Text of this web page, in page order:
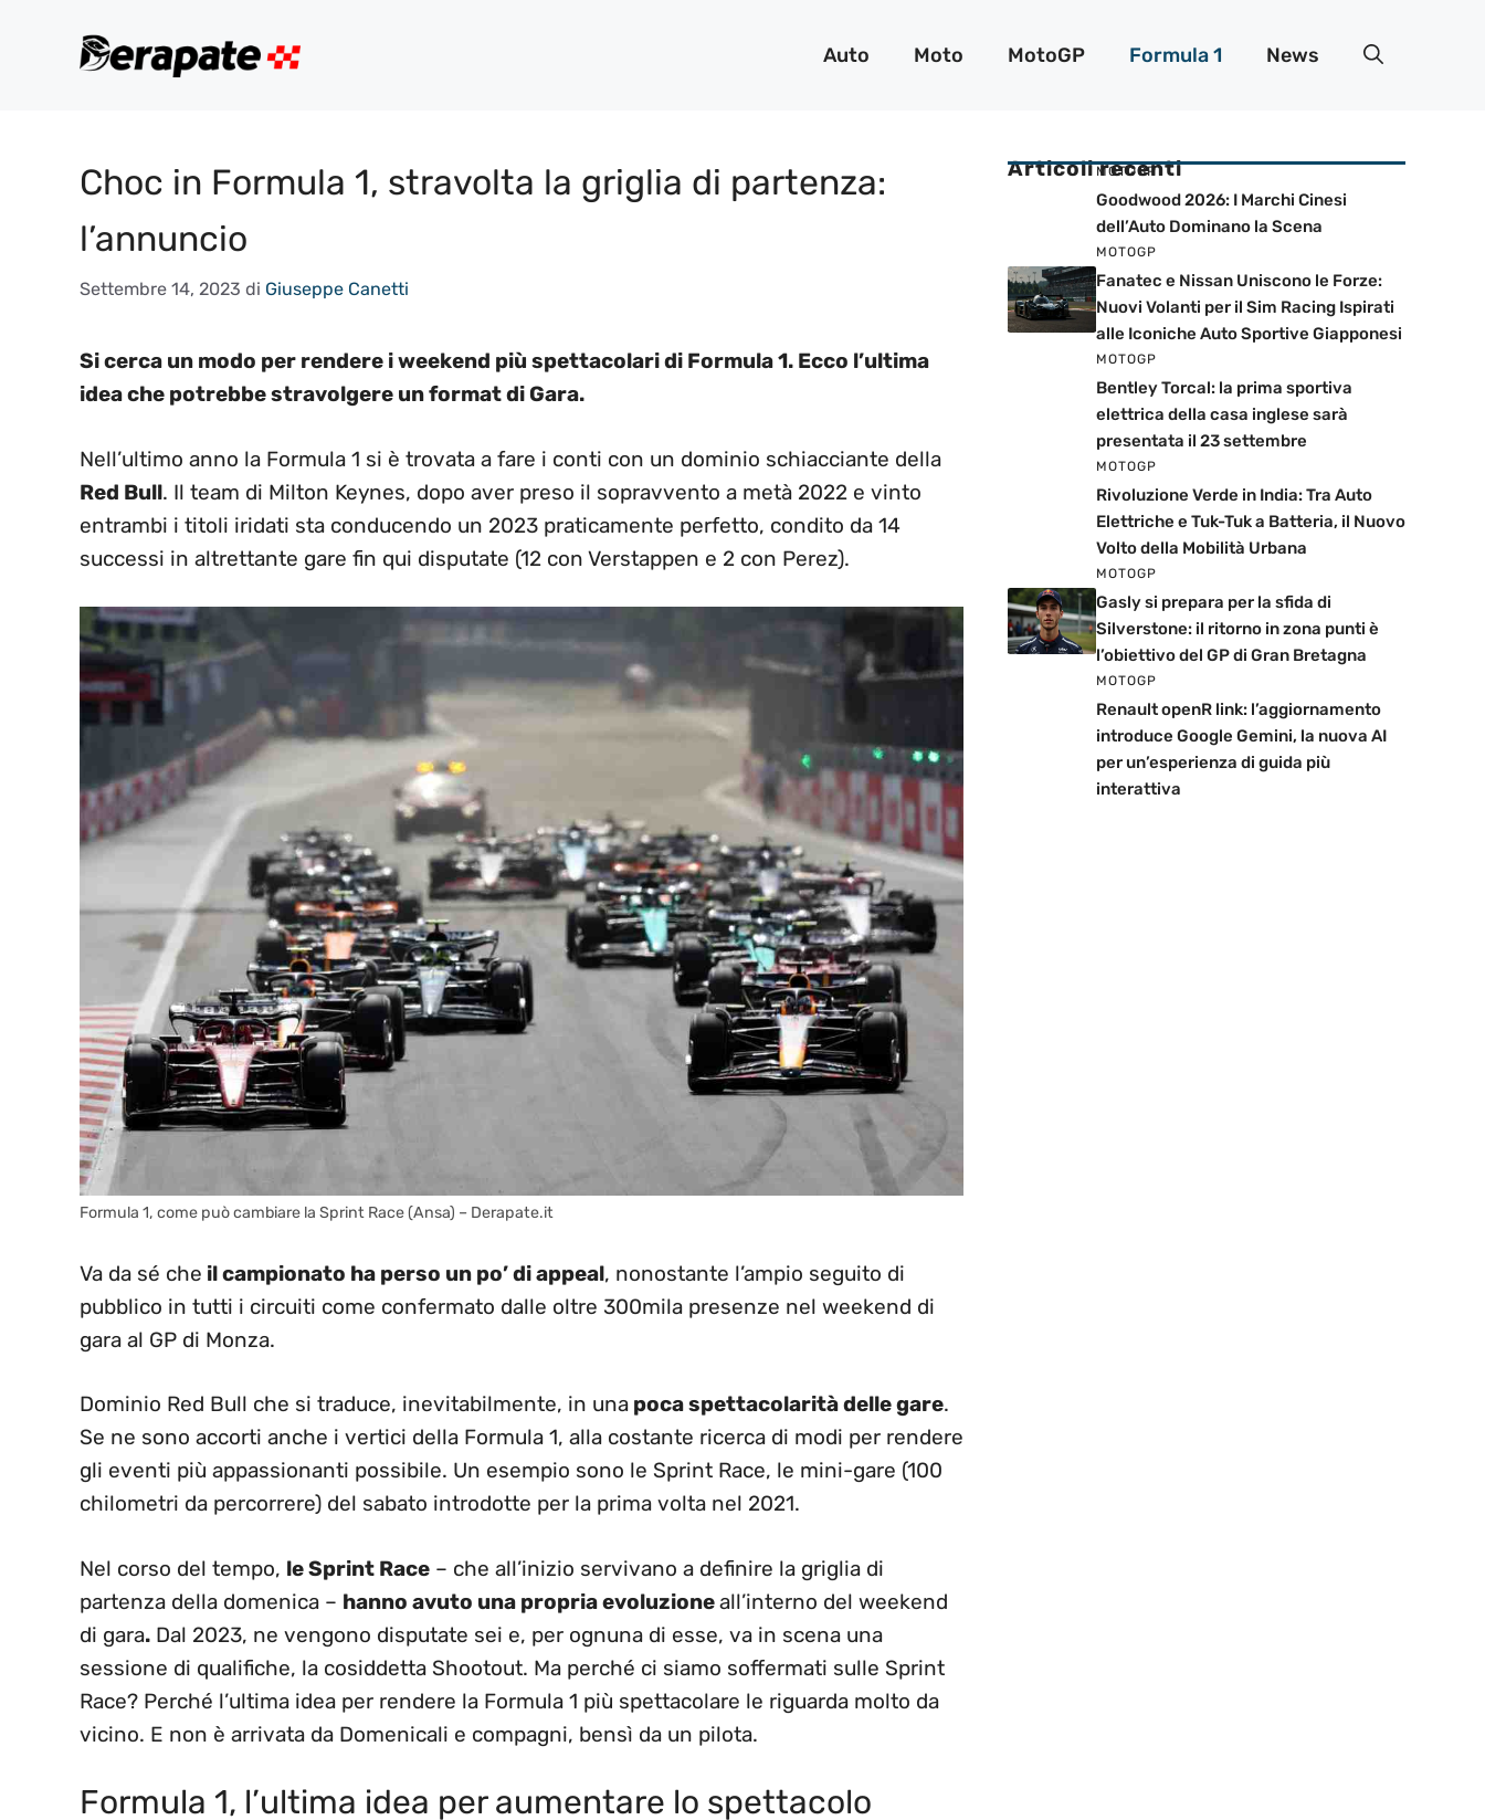
Auto Moto MotoGP Formula 1 News
Choc in Formula 1, stravolta la griglia di partenza:
l’annuncio
Settembre 14, 2023 di Giuseppe Canetti
Si cerca un modo per rendere i weekend più spettacolari di Formula 1. Ecco l’ultima
idea che potrebbe stravolgere un format di Gara.
Nell’ultimo anno la Formula 1 si è trovata a fare i conti con un dominio schiacciante della
Red Bull. Il team di Milton Keynes, dopo aver preso il sopravvento a metà 2022 e vinto
entrambi i titoli iridati sta conducendo un 2023 praticamente perfetto, condito da 14
successi in altrettante gare fin qui disputate (12 con Verstappen e 2 con Perez).
Formula 1, come può cambiare la Sprint Race (Ansa) – Derapate.it
Va da sé che il campionato ha perso un po’ di appeal, nonostante l’ampio seguito di
pubblico in tutti i circuiti come confermato dalle oltre 300mila presenze nel weekend di
gara al GP di Monza.
Dominio Red Bull che si traduce, inevitabilmente, in una poca spettacolarità delle gare.
Se ne sono accorti anche i vertici della Formula 1, alla costante ricerca di modi per rendere
gli eventi più appassionanti possibile. Un esempio sono le Sprint Race, le mini-gare (100
chilometri da percorrere) del sabato introdotte per la prima volta nel 2021.
Nel corso del tempo, le Sprint Race – che all’inizio servivano a definire la griglia di
partenza della domenica – hanno avuto una propria evoluzioneall’interno del weekend
di gara. Dal 2023, ne vengono disputate sei e, per ognuna di esse, va in scena una
sessione di qualifiche, la cosiddetta Shootout. Ma perché ci siamo soffermati sulle Sprint
Race? Perché l’ultima idea per rendere la Formula 1 più spettacolare le riguarda molto da
vicino. E non è arrivata da Domenicali e compagni, bensì da un pilota.
Formula 1, l’ultima idea per aumentare lo spettacolo
Articoli recenti
MOTOGP
Goodwood 2026: I Marchi Cinesi
dell’Auto Dominano la Scena
MOTOGP
Fanatec e Nissan Uniscono le Forze:
Nuovi Volanti per il Sim Racing Ispirati
alle Iconiche Auto Sportive Giapponesi
MOTOGP
Bentley Torcal: la prima sportiva
elettrica della casa inglese sarà
presentata il 23 settembre
MOTOGP
Rivoluzione Verde in India: Tra Auto
Elettriche e Tuk-Tuk a Batteria, il Nuovo
Volto della Mobilità Urbana
MOTOGP
Gasly si prepara per la sfida di
Silverstone: il ritorno in zona punti è
l’obiettivo del GP di Gran Bretagna
MOTOGP
Renault openR link: l’aggiornamento
introduce Google Gemini, la nuova AI
per un’esperienza di guida più
interattiva